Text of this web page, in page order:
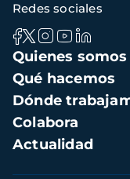
Navegación
principal
Quienes somos
Qué hacemos
Dónde
Colabora
Actualidad
Redes sociales